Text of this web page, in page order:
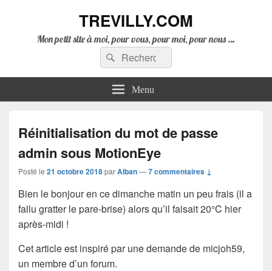
TREVILLY.COM
Mon petit site à moi, pour vous, pour moi, pour nous …
Recherche :
Rechercher
Menu
Réinitialisation du mot de passe
admin sous MotionEye
Posté le 21 octobre 2018parAlban—7 commentaires ↓
Bien le bonjour en ce dimanche matin un peu frais (il a
fallu gratter le pare-brise) alors qu’il faisait 20°C hier
après-midi !
Cet article est inspiré par une demande de micjoh59,
un membre d’un forum.